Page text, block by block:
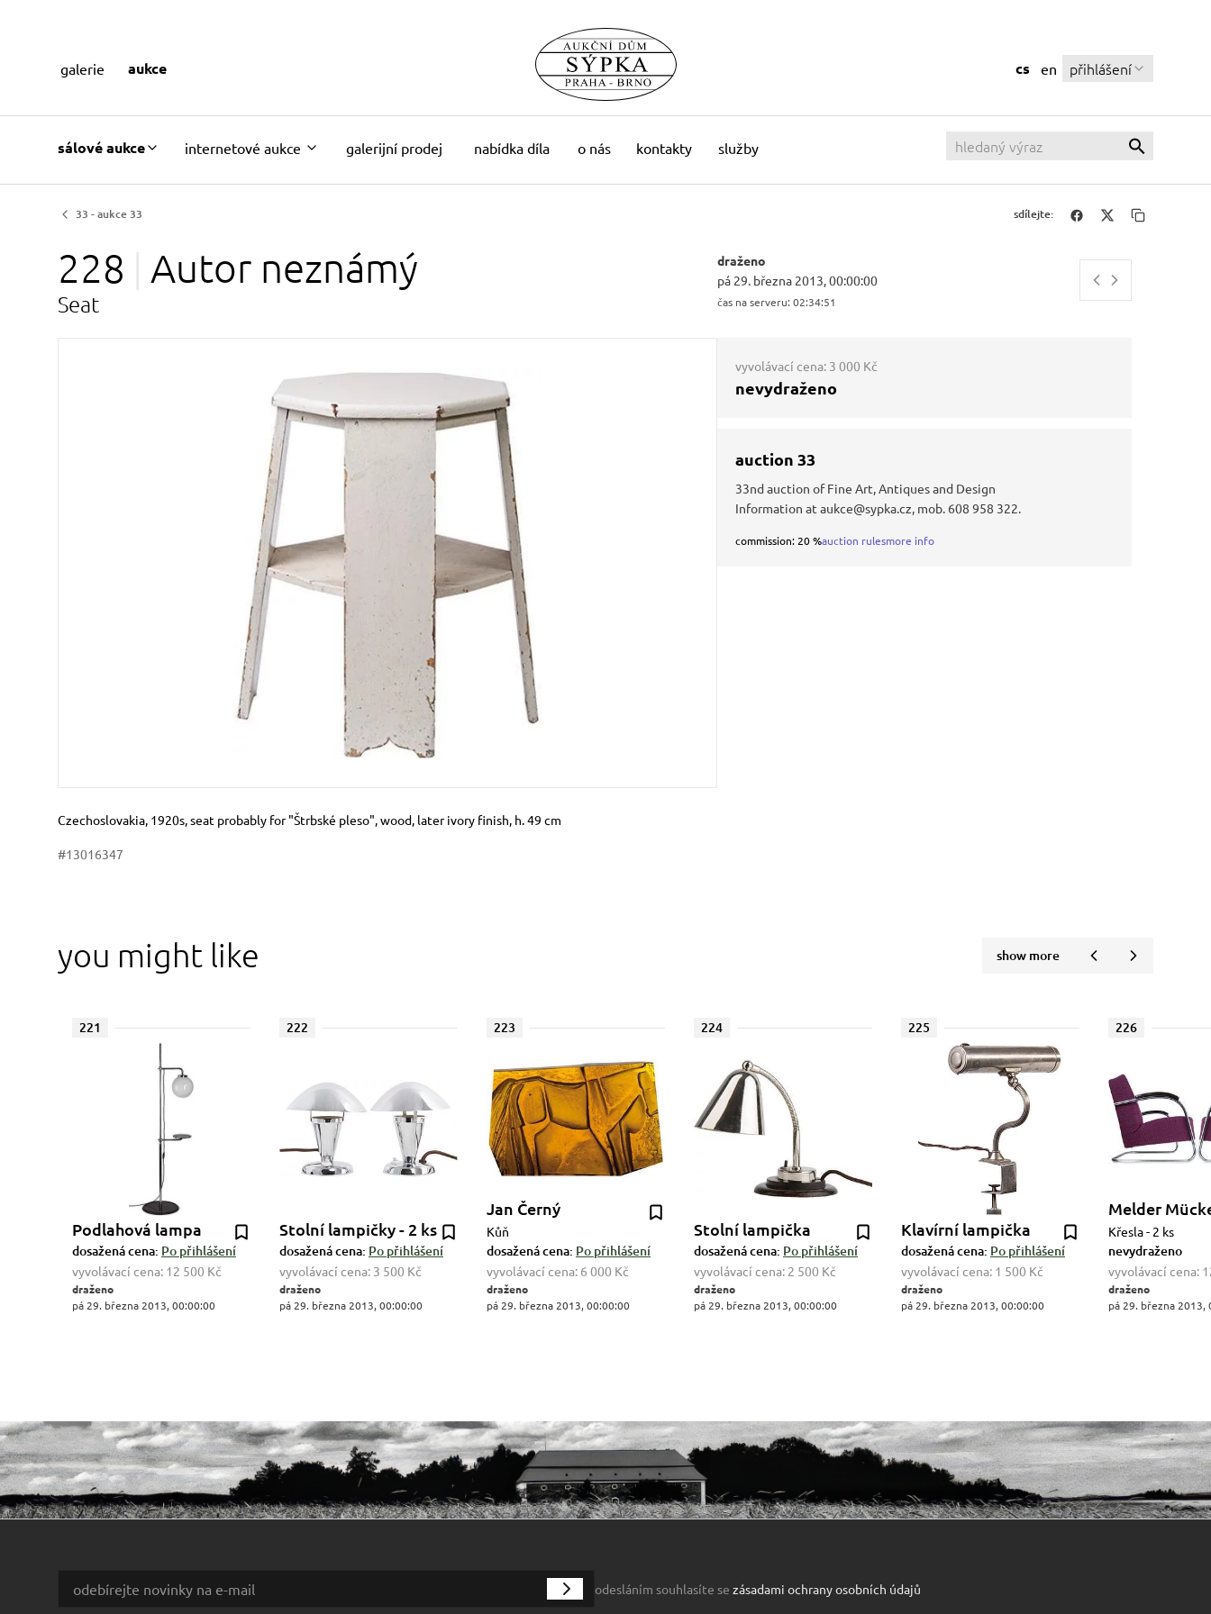
sálové aukce internetové aukce galerijní prodej nabídka díla o nás kontakty služby
cs en přihlášení
galerie aukce
33 - aukce 33 sdílejte:
228 Autor neznámý
Seat
draženo
pá 29. března 2013, 00:00:00
čas na serveru: 02:34:51
Dimensions
Short item description
Czechoslovakia, 1920s, seat probably for "Štrbské pleso", wood, later ivory finish, h. 49 cm
#13016347
vyvolávací cena: 3 000 Kč
nevydraženo
auction 33
33nd auction of Fine Art, Antiques and Design
Information at aukce@sypka.cz, mob. 608 958 322.
commission: 20 %auction rulesmore info
you might like show more
221
Podlahová lampa
dosažená cena: Po přihlášení
vyvolávací cena: 12 500 Kč
draženo
pá 29. března 2013, 00:00:00
222
Stolní lampičky - 2 ks
dosažená cena: Po přihlášení
vyvolávací cena: 3 500 Kč
draženo
pá 29. března 2013, 00:00:00
223
Jan Černý
Kůň
dosažená cena: Po přihlášení
vyvolávací cena: 6 000 Kč
draženo
pá 29. března 2013, 00:00:00
224
Stolní lampička
dosažená cena: Po přihlášení
vyvolávací cena: 2 500 Kč
draženo
pá 29. března 2013, 00:00:00
225
Klavírní lampička
dosažená cena: Po přihlášení
vyvolávací cena: 1 500 Kč
draženo
pá 29. března 2013, 00:00:00
226
Melder
Křesla - 2 ks
nevydraženo
vyvolávací cena:
draženo
pá 29. března 2013,
odesláním souhlasíte se zásadami ochrany osobních údajů